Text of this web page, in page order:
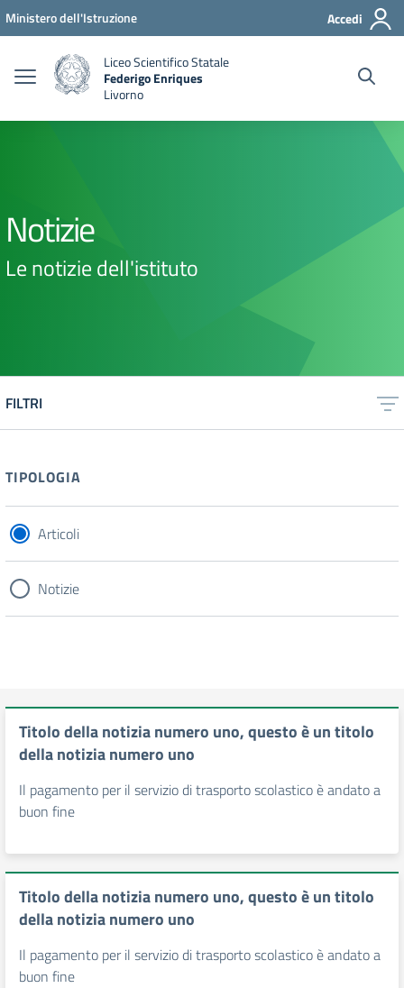
Vai ai contenuti
Vai al menu di navigazione
Vai al footer
Ministero dell'Istruzione Accedi
Liceo Scientifico Statale
Federigo Enriques
Livorno
Notizie
Le notizie dell'istituto
FILTRI
TIPOLOGIA
Articoli
Notizie
Titolo della notizia numero uno, questo è un titolo
della notizia numero uno
Il pagamento per il servizio di trasporto scolastico è andato a
buon fine
Titolo della notizia numero uno, questo è un titolo
della notizia numero uno
Il pagamento per il servizio di trasporto scolastico è andato a
buon fine